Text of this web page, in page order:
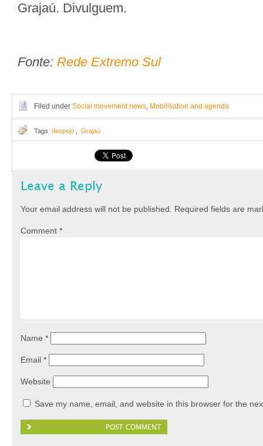
Grajaú. Divulguem.
Fonte: Rede Extremo Sul
Filed under Social movement news, Mobilisation and agenda
Tags despejo Grajaú
Leave a Reply
Your email address will not be published. Required fields are
Comment *
Name *
Email *
Website
Save my name, email, and website in this browser for the